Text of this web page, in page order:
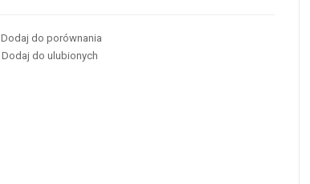
Dodaj do porównania
Dodaj do ulubionych